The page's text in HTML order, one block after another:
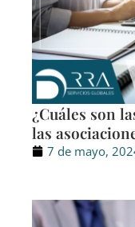
¿Cuáles son
las
7 de mayo,